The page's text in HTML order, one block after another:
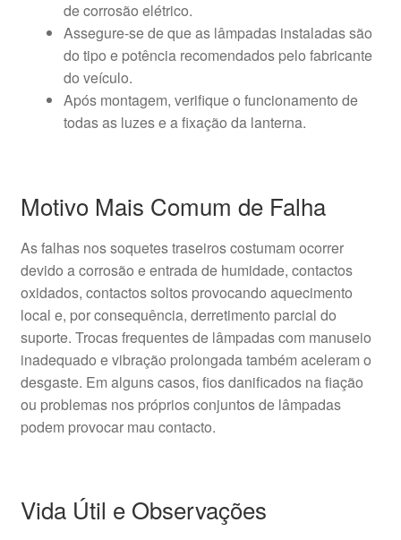
de corrosão elétrico.
Assegure-se de que as lâmpadas instaladas são
do tipo e potência recomendados pelo fabricante
do veículo.
Após montagem, verifique o funcionamento de
todas as luzes e a fixação da lanterna.
Motivo Mais Comum de Falha
As falhas nos soquetes traseiros costumam ocorrer
devido a corrosão e entrada de humidade, contactos
oxidados, contactos soltos provocando aquecimento
local e, por consequência, derretimento parcial do
suporte. Trocas frequentes de lâmpadas com manuseio
inadequado e vibração prolongada também aceleram o
desgaste. Em alguns casos, fios danificados na fiação
ou problemas nos próprios conjuntos de lâmpadas
podem provocar mau contacto.
Vida Útil e Observações